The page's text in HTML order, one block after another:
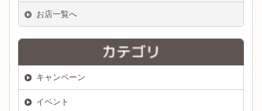
お店一覧へ
キャンペーン
イベント